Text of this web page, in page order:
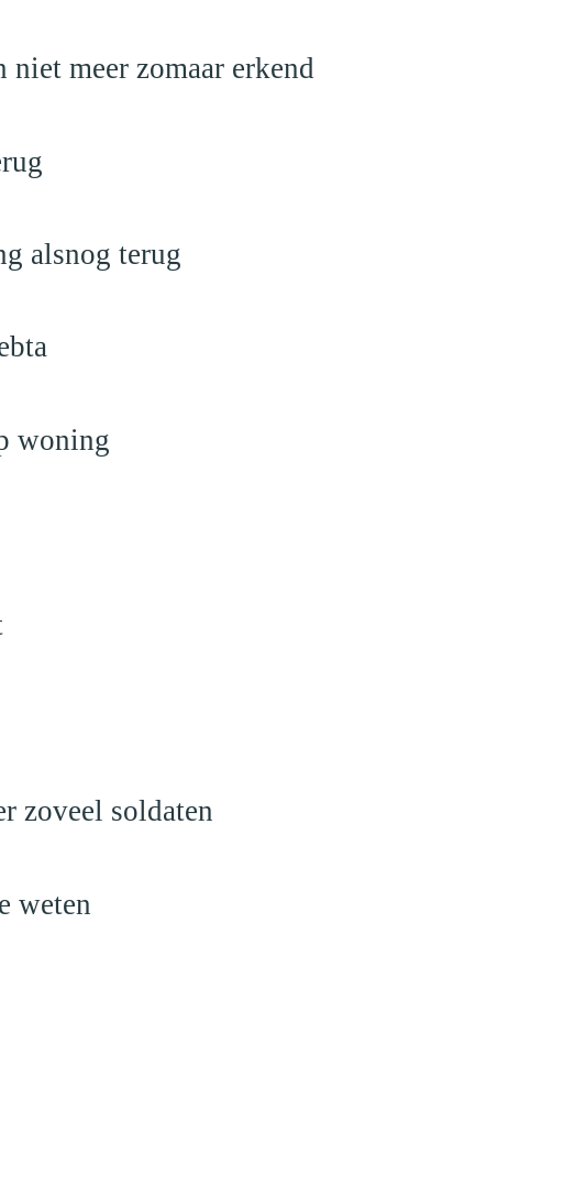
meer zomaar erkend
alsnog terug
woning
zoveel soldaten
weten